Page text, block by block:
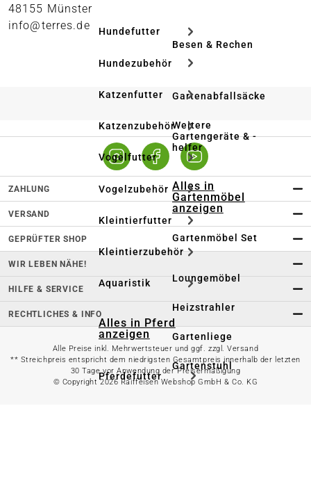
Hundefutter
Hundezubehör
Katzenfutter
Katzenzubehör
Vogelfutter
Vogelzubehör
Kleintierfutter
Kleintierzubehör
Aquaristik
Alles in Pferd
anzeigen
Pferdefutter
Besen & Rechen
Gartenabfallsäcke
Weitere
Gartengeräte & -
helfer
Alles in
Gartenmöbel
anzeigen
Gartenmöbel Set
Loungemöbel
Heizstrahler
Gartenliege
Gartenstuhl
48155 Münster
info@terres.de
ZAHLUNG
VERSAND
GEPRÜFTER SHOP
WIR LEBEN NÄHE!
HILFE & SERVICE
RECHTLICHES & INFO
Alle Preise inkl. Mehrwertsteuer und ggf. zzgl. Versand
** Streichpreis entspricht dem niedrigsten Gesamtpreis innerhalb der letzten
30 Tage vor Anwendung der Preisermäßigung
© Copyright 2026 Raiffeisen Webshop GmbH & Co. KG